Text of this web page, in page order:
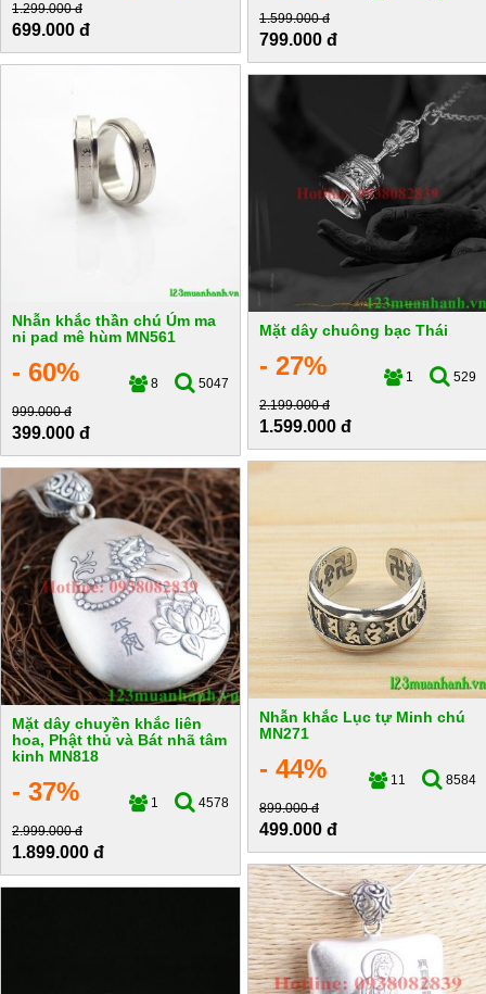
1.599.000 đ
799.000 đ
1.299.000 đ
699.000 đ
Nhẫn khắc thần chú Úm ma
ni pad mê hùm MN561
- 60% 8
5047
999.000 đ
399.000 đ
Mặt dây chuông bạc Thái
- 27% 1
529
2.199.000 đ
1.599.000 đ
Nhẫn khắc Lục tự Minh chú
MN271
- 44% 11
8584
899.000 đ
499.000 đ
Mặt dây chuyền khắc liên
hoa, Phật thủ và Bát nhã tâm
kinh MN818
- 37% 1
4578
2.999.000 đ
1.899.000 đ